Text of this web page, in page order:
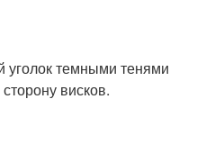
темными тенями
висков.